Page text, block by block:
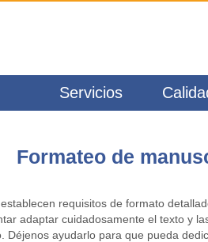
Servicios
Formateo de
requisitos de formato
adaptar cuidadosamente el texto y
Déjenos ayudarlo para que pueda